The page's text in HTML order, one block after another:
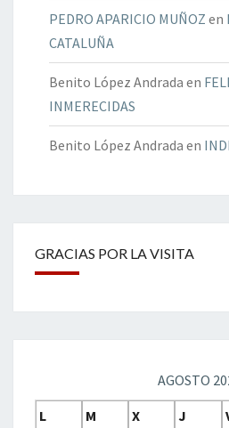
PEDRO APARICIO MUÑOZ en
CATALUÑA
Benito López Andrada en
INMERECIDAS
Benito López Andrada en
GRACIAS POR LA VISITA
AGOSTO
L
M X J